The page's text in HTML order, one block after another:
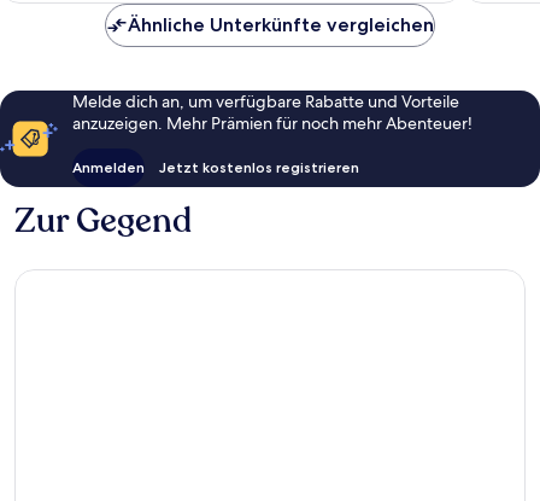
Ähnliche Unterkünfte vergleichen
Melde dich an, um verfügbare Rabatte und Vorteile
anzuzeigen. Mehr Prämien für noch mehr Abenteuer!
Anmelden Jetzt kostenlos registrieren
Zur Gegend